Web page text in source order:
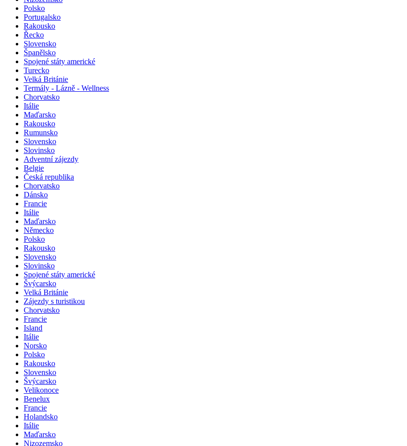
Polsko
Portugalsko
Rakousko
Řecko
Slovensko
Španělsko
Spojené státy americké
Turecko
Velká Británie
Termály - Lázně - Wellness
Chorvatsko
Itálie
Maďarsko
Rakousko
Rumunsko
Slovensko
Slovinsko
Adventní zájezdy
Belgie
Česká republika
Chorvatsko
Dánsko
Francie
Itálie
Maďarsko
Německo
Polsko
Rakousko
Slovensko
Slovinsko
Spojené státy americké
Švýcarsko
Velká Británie
Zájezdy s turistikou
Chorvatsko
Francie
Island
Itálie
Norsko
Polsko
Rakousko
Slovensko
Švýcarsko
Velikonoce
Benelux
Francie
Holandsko
Itálie
Maďarsko
Nizozemsko